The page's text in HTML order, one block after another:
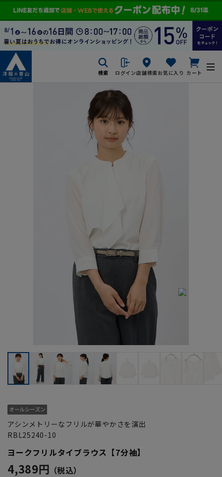
検索 ログイン店舗検索お気に入り カート
アシンメトリーなフリルが華やかさを演出
RBL25240-10
ヨークフリルタイブラウス【7分袖】
4,389円